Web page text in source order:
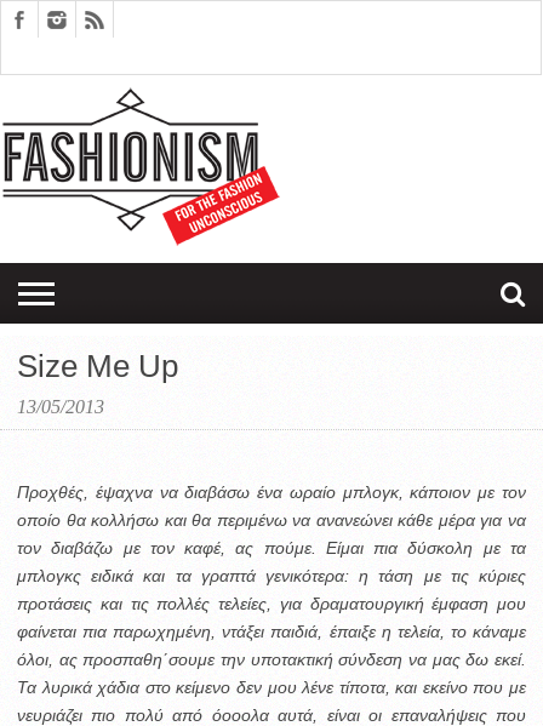
EDITORIALS
COUPLES
THERAPY
SARTORIAGRAM
Size Me Up
13/05/2013
Προχθές, έψαχνα να διαβάσω ένα ωραίο μπλογκ, κάποιον με τον
οποίο θα κολλήσω και θα περιμένω να ανανεώνει κάθε μέρα για να
τον διαβάζω με τον καφέ, ας πούμε. Είμαι πια δύσκολη με τα
μπλογκς ειδικά και τα γραπτά γενικότερα: η τάση με τις κύριες
προτάσεις και τις πολλές τελείες, για δραματουργική έμφαση μου
φαίνεται πια παρωχημένη, ντάξει παιδιά, έπαιξε η τελεία, το κάναμε
όλοι, ας προσπαθη΄σουμε την υποτακτική σύνδεση να μας δω εκεί.
Τα λυρικά χάδια στο κείμενο δεν μου λένε τίποτα, και εκείνο που με
νευριάζει πιο πολύ από όοοολα αυτά, είναι οι επαναλήψεις που